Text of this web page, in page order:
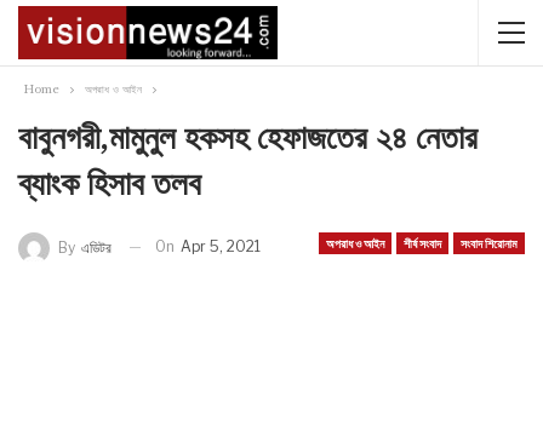
Home অপরাধ ও আইন
বাবুনগরী,মামুনুল হকসহ হেফাজতের ২৪ নেতার
ব্যাংক হিসাব তলব
অপরাধ ও আইন শীর্ষ সংবাদ সংবাদ শিরোনাম
By এডিটর On Apr 5, 2021